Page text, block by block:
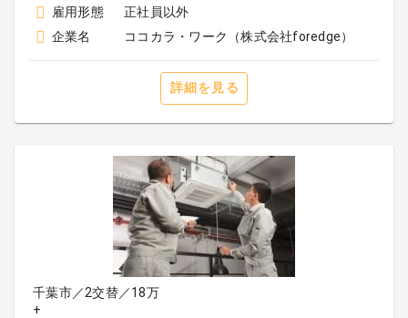
雇用形態
正社員以外
企業名
ココカラ・ワーク（株式会社foredge）
詳細を見る
千葉市／2交替／18万
+